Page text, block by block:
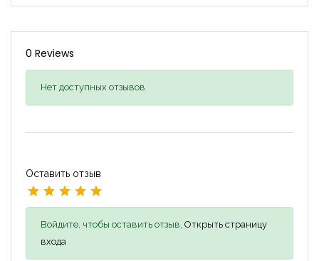
0 Reviews
Нет доступных отзывов
Оставить отзыв
Войдите, чтобы оставить отзыв, Открыть страницу
входа